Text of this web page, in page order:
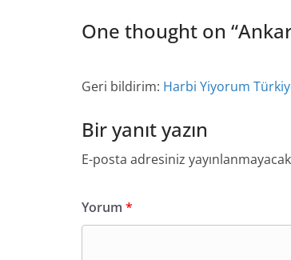
One thought on “
Geri bildirim: Harbi Yiyorum
Bir yanıt yazın
E-posta adresiniz
Yorum *